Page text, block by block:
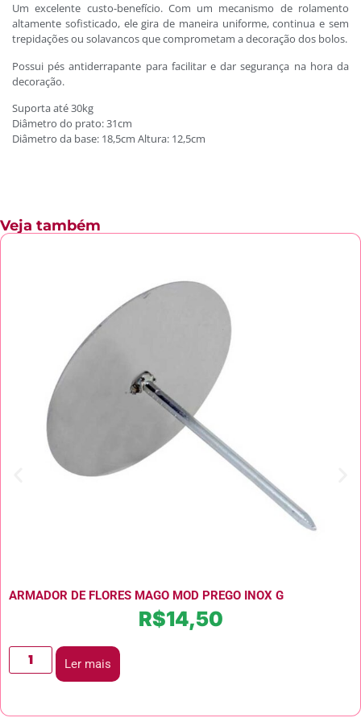
Um excelente custo-benefício. Com um mecanismo de rolamento
altamente sofisticado, ele gira de maneira uniforme, continua e sem
trepidações ou solavancos que comprometam a decoração dos bolos.
Possui pés antiderrapante para facilitar e dar segurança na hora da
decoração.
Suporta até 30kg
Diâmetro do prato: 31cm
Diâmetro da base: 18,5cm Altura: 12,5cm
Veja também
ARMADOR DE FLORES MAGO MOD PREGO INOX G
R$14,50
Ler mais